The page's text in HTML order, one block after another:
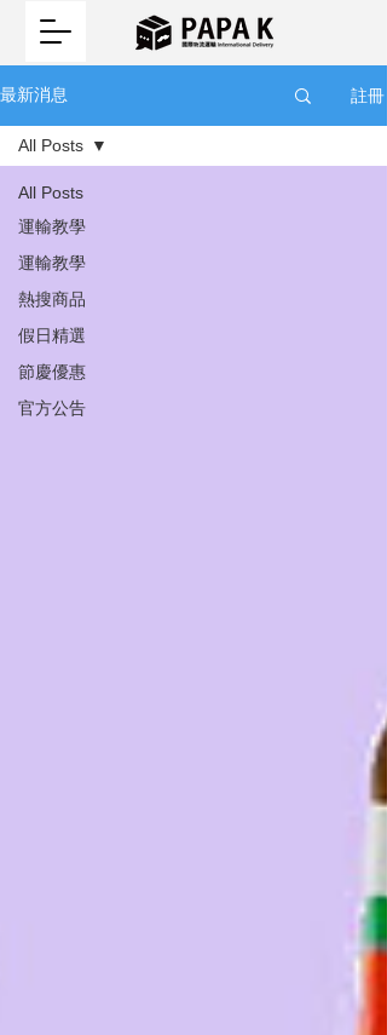
最新消息 註冊
All Posts
運輸教學
運輸教學
熱搜商品
假日精選
節慶優惠
官方公告
All Posts